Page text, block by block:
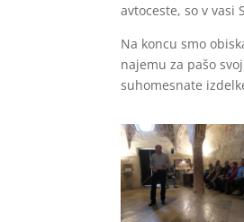
avtoceste, so v
Na koncu smo
najemu za pašo
suhomesnate